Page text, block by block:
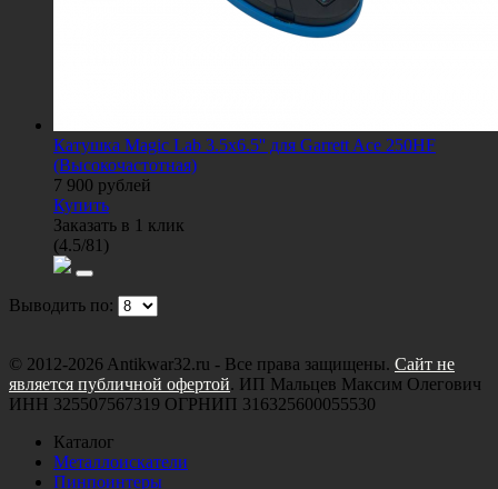
Катушка Magic Lab 3.5x6.5'' для Garrett Ace 250HF
(Высокочастотная)
7 900 рублей
Купить
Заказать в 1 клик
(4.5/81 )
Выводить по:
© 2012-2026 Antikwar32.ru - Все права защищены. Сайт не
является публичной офертой. ИП Мальцев Максим Олегович
ИНН 325507567319 ОГРНИП 316325600055530
Каталог
Металлоискатели
Пинпоинтеры